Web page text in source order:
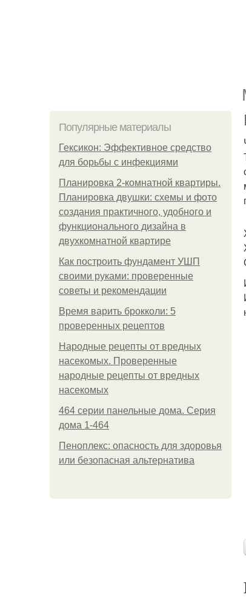
Популярные материалы
Гексикон: Эффективное средство
для борьбы с инфекциями
Планировка 2-комнатной квартиры.
Планировка двушки: схемы и фото
создания практичного, удобного и
функционального дизайна в
двухкомнатной квартире
Как построить фундамент УШП
своими руками: проверенные
советы и рекомендации
Время варить брокколи: 5
проверенных рецептов
Народные рецепты от вредных
насекомых. Проверенные
народные рецепты от вредных
насекомых
464 серии панельные дома. Серия
дома 1-464
Пеноплекс: опасность для здоровья
или безопасная альтернатива